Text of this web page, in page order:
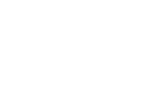
webs et réseaux sociaux